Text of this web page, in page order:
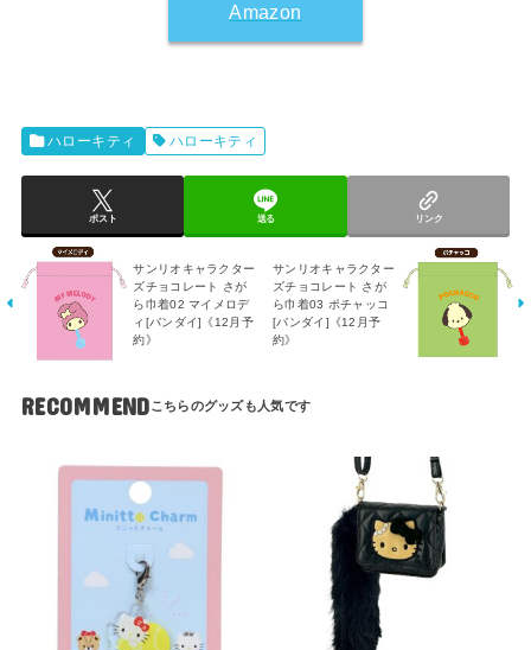
Amazon
ハローキティ ハローキティ
ポスト 送る リンク
サンリオキャラクター
ズチョコレート さが
ら巾着02 マイメロデ
ィ[バンダイ]《12月予
約》
サンリオキャラクター
ズチョコレート さが
ら巾着03 ポチャッコ
[バンダイ]《12月予
約》
RECOMMEND